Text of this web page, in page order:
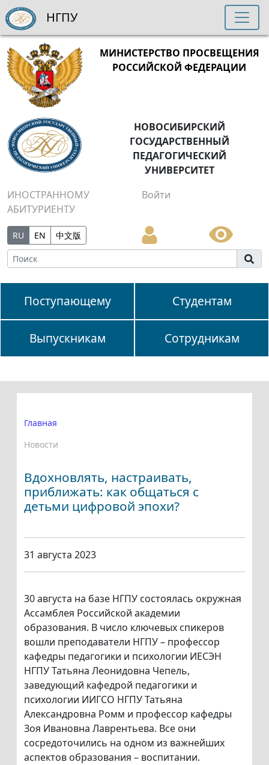
МИНИСТЕРСТВО ПРОСВЕЩЕНИЯ
РОССИЙСКОЙ ФЕДЕРАЦИИ
НОВОСИБИРСКИЙ
ГОСУДАРСТВЕННЫЙ
ПЕДАГОГИЧЕСКИЙ
УНИВЕРСИТЕТ
ИНОСТРАННОМУ
АБИТУРИЕНТУ
Войти
RU EN 中文版
Поступающему Студентам
Выпускникам Сотрудникам
НГПУ
Главная
Новости
Вдохновлять, настраивать,
приближать: как общаться с
детьми цифровой эпохи?
31 августа 2023
30 августа на базе НГПУ состоялась окружная
Ассамблея Российской академии
образования. В число ключевых спикеров
вошли преподаватели НГПУ – профессор
кафедры педагогики и психологии ИЕСЭН
НГПУ Татьяна Леонидовна Чепель,
заведующий кафедрой педагогики и
психологии ИИГСО НГПУ Татьяна
Александровна Ромм и профессор кафедры
Зоя Ивановна Лаврентьева. Все они
сосредоточились на одном из важнейших
аспектов образования – воспитании.